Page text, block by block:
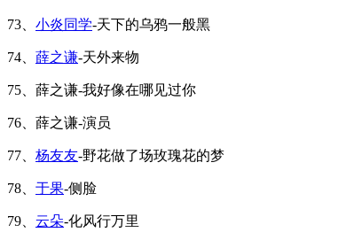
73、 小炎同学-天下的乌鸦一般黑
74、 薛之谦-天外来物
75、薛之谦-我好像在哪见过你
76、薛之谦-演员
77、 杨友友-野花做了场玫瑰花的梦
78、 于果-侧脸
79、 云朵-化风行万里